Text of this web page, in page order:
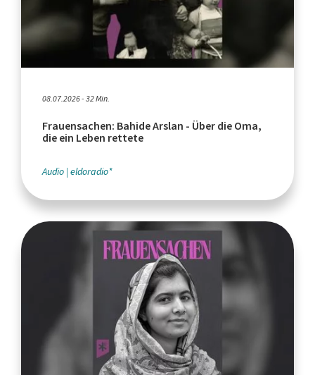
08.07.2026 - 32 Min.
Frauensachen: Bahide Arslan - Über die Oma,
die ein Leben rettete
Audio eldoradio*